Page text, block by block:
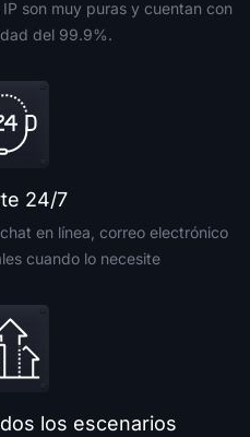
son muy puras y cuentan con
del 99.9%.
24/7
en línea, correo electrónico
cuando lo necesite
los escenarios